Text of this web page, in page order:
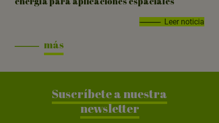
Leer noticia
más
Suscríbete a nuestra
newsletter